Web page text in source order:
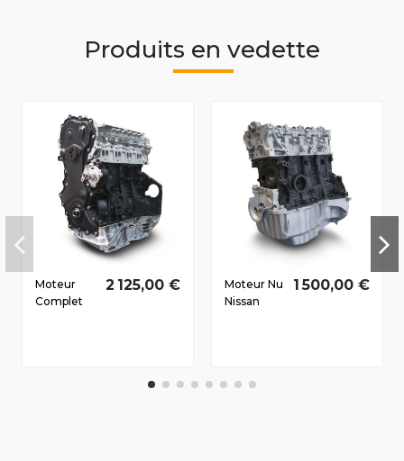
Produits en vedette
Moteur
Complet
2 125,00 €
Moteur Nu
Nissan
63/86 CV
1 500,00 €